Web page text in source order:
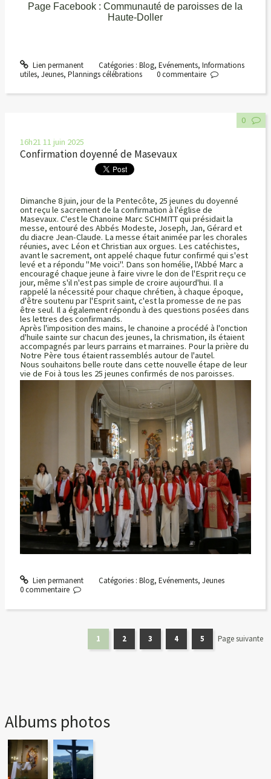
Page Facebook : Communauté de paroisses de la
Haute-Doller
Lien permanent Catégories : Blog, Evénements, Informations
utiles, Jeunes, Plannings célébrations 0commentaire
16h21 11 juin 2025
Confirmation doyenné de Masevaux
Dimanche 8 juin, jour de la Pentecôte, 25 jeunes du doyenné
ont reçu le sacrement de la confirmation à l'église de
Masevaux. C'est le Chanoine Marc SCHMITT qui présidait la
messe, entouré des Abbés Modeste, Joseph, Jan, Gérard et
du diacre Jean-Claude. La messe était animée par les chorales
réunies, avec Léon et Christian aux orgues. Les catéchistes,
avant le sacrement, ont appelé chaque futur confirmé qui s'est
levé et a répondu "Me voici". Dans son homélie, l'Abbé Marc a
encouragé chaque jeune à faire vivre le don de l'Esprit reçu ce
jour, même s'il n'est pas simple de croire aujourd'hui. Il a
rappelé la nécessité pour chaque chrétien, à chaque époque,
d'être soutenu par l'Esprit saint, c'est la promesse de ne pas
être seul. Il a également répondu à des questions posées dans
les lettres des confirmands.
Après l'imposition des mains, le chanoine a procédé à l'onction
d'huile sainte sur chacun des jeunes, la chrismation, ils étaient
accompagnés par leurs parrains et marraines. Pour la prière du
Notre Père tous étaient rassemblés autour de l'autel.
Nous souhaitons belle route dans cette nouvelle étape de leur
vie de Foi à tous les 25 jeunes confirmés de nos paroisses.
Lien permanent Catégories : Blog, Evénements, Jeunes
0
0 commentaire
1 2 3 4 5 Page suivante
Albums photos